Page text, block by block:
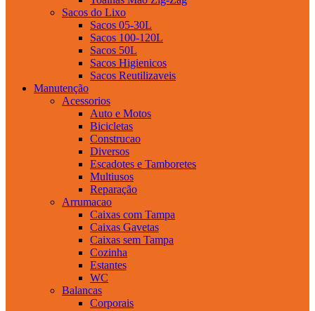
Sacos do Lixo
Sacos 05-30L
Sacos 100-120L
Sacos 50L
Sacos Higienicos
Sacos Reutilizaveis
Manutenção
Acessorios
Auto e Motos
Bicicletas
Construcao
Diversos
Escadotes e Tamboretes
Multiusos
Reparação
Arrumacao
Caixas com Tampa
Caixas Gavetas
Caixas sem Tampa
Cozinha
Estantes
WC
Balancas
Corporais